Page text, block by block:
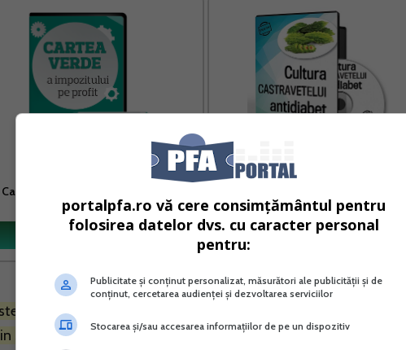
Cartea Verde a impozitului pe profit
Vreau acest produs → Vreau acest produs →
extrem de necesar! Completarea Declaratiei unice fara un
in situatiile complexe, in care exista mai multe tipuri si
portalpfa.ro vă cere consimțământul pentru
folosirea datelor dvs. cu caracter personal
pentru:
Publicitate și conținut personalizat, măsurători ale publicității și de
conținut, cercetarea audienței și dezvoltarea serviciilor
Stocarea și/sau accesarea informațiilor de pe un dispozitiv